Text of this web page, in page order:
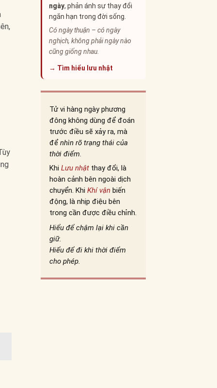
ngày, phản ánh sự thay đổi
ngắn hạn trong đời sống.
Có ngày thuận – có ngày
nghịch, không phải ngày nào
cũng giống nhau.
→ Tìm hiểu lưu nhật
Tử vi hàng ngày phương
đông không dùng để đoán
trước điều sẽ xảy ra, mà
để nhìn rõ trạng thái của
thời điểm.
Khi Lưu nhậtthay đổi, là
hoàn cảnh bên ngoài dịch
chuyển. Khi Khí vậnbiến
động, là nhịp điệu bên
trong cần được điều chỉnh.
Hiểu để chậm lại khi cần
giữ.
Hiểu để đi khi thời điểm
cho phép.